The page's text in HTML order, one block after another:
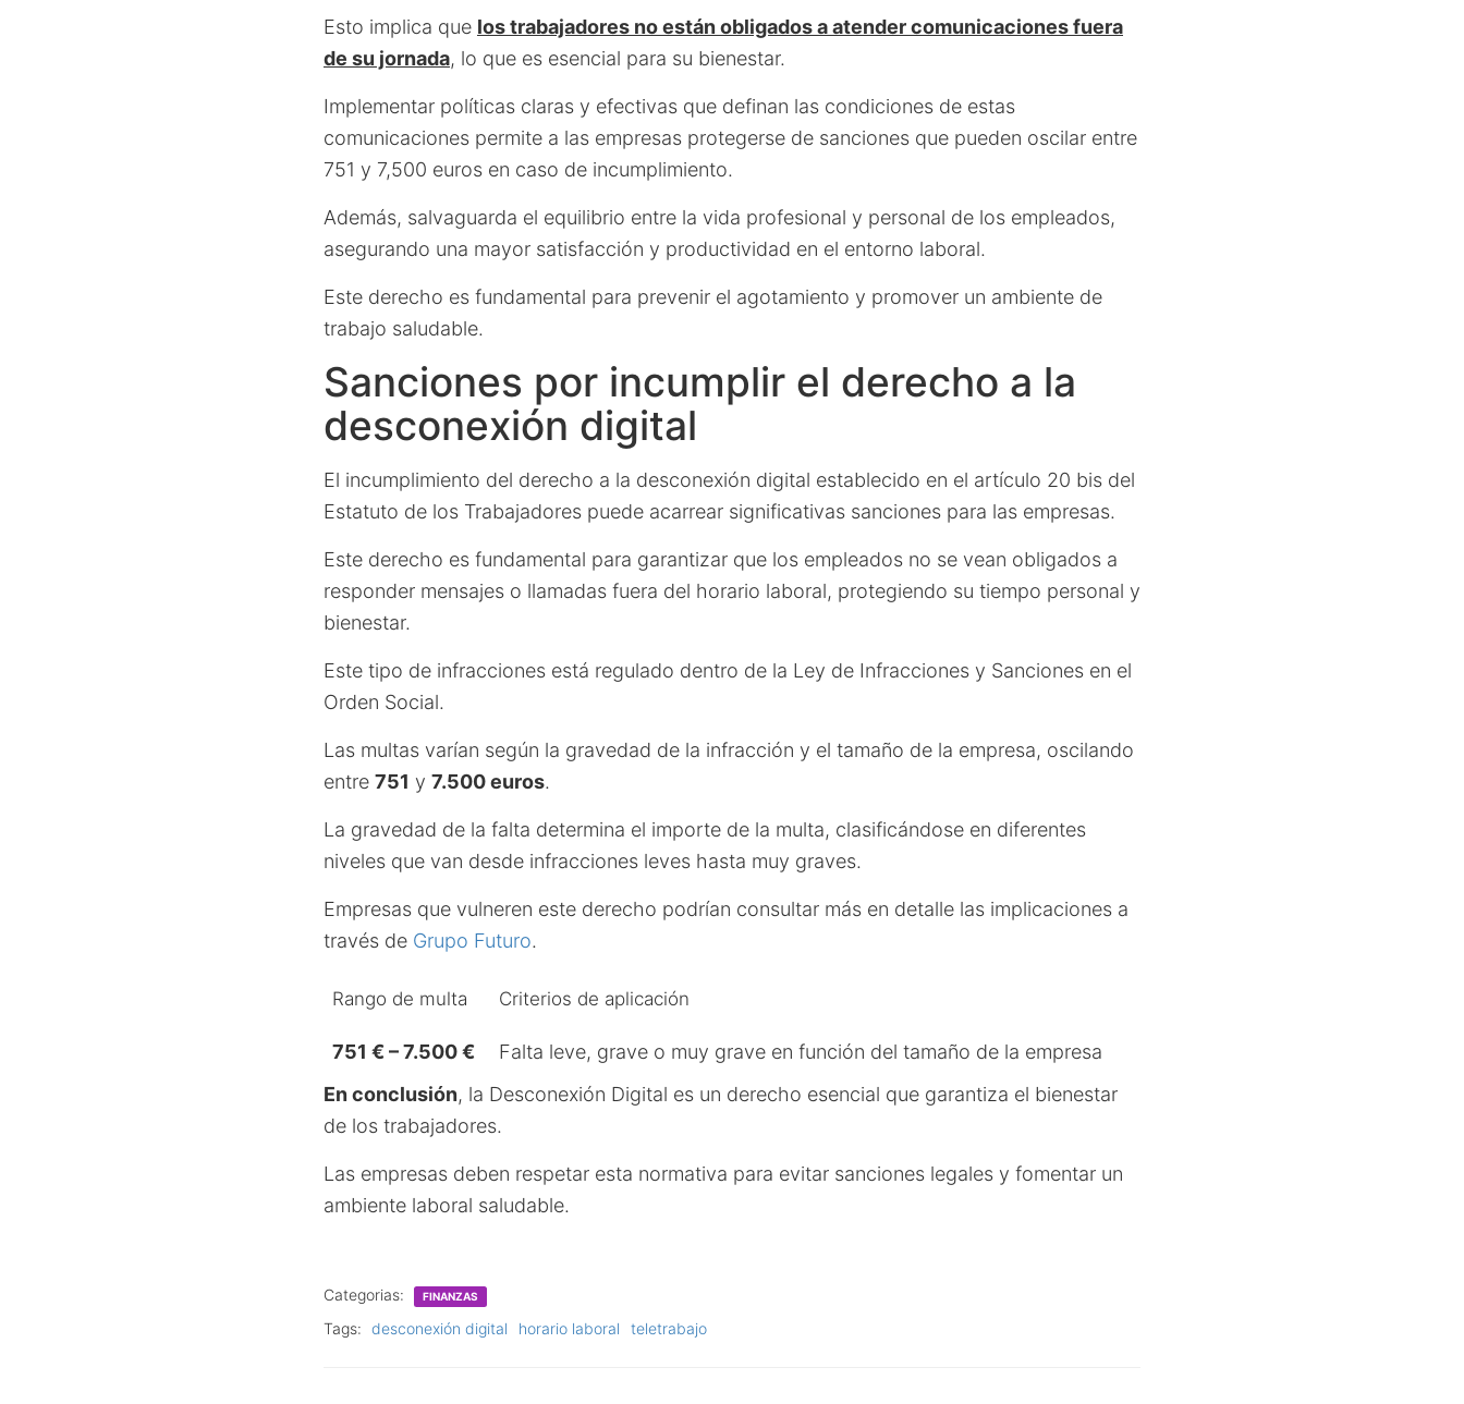
Esto implica que los trabajadores no están obligados a atender comunicaciones fuera
de su jornada, lo que es esencial para su bienestar.
Implementar políticas claras y efectivas que definan las condiciones de estas
comunicaciones permite a las empresas protegerse de sanciones que pueden oscilar entre
751 y 7,500 euros en caso de incumplimiento.
Además, salvaguarda el equilibrio entre la vida profesional y personal de los empleados,
asegurando una mayor satisfacción y productividad en el entorno laboral.
Este derecho es fundamental para prevenir el agotamiento y promover un ambiente de
trabajo saludable.
Sanciones por incumplir el derecho a la
desconexión digital
El incumplimiento del derecho a la desconexión digital establecido en el artículo 20 bis del
Estatuto de los Trabajadores puede acarrear significativas sanciones para las empresas.
Este derecho es fundamental para garantizar que los empleados no se vean obligados a
responder mensajes o llamadas fuera del horario laboral, protegiendo su tiempo personal y
bienestar.
Este tipo de infracciones está regulado dentro de la Ley de Infracciones y Sanciones en el
Orden Social.
Las multas varían según la gravedad de la infracción y el tamaño de la empresa, oscilando
entre 751 y 7.500 euros.
La gravedad de la falta determina el importe de la multa, clasificándose en diferentes
niveles que van desde infracciones leves hasta muy graves.
Empresas que vulneren este derecho podrían consultar más en detalle las implicaciones a
través de Grupo Futuro.
Rango de multa Criterios de aplicación
751 € – 7.500 €
Falta leve, grave o muy grave en función del tamaño de la empresa
En conclusión, la Desconexión Digital es un derecho esencial que garantiza el bienestar
de los trabajadores.
Las empresas deben respetar esta normativa para evitar sanciones legales y fomentar un
ambiente laboral saludable.
Categorias: FINANZAS
Tags: desconexión digital horario laboral teletrabajo